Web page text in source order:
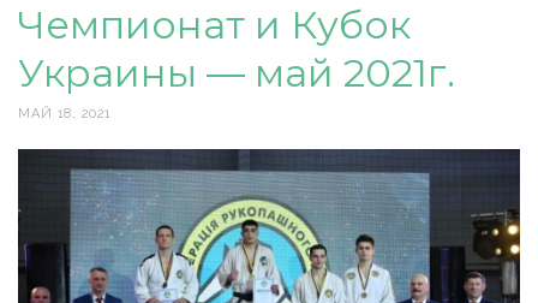
Чемпионат и Кубок
Украины — май 2021г.
МАЙ 18, 2021